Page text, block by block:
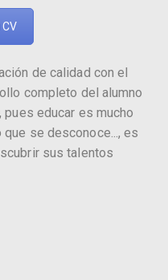
de calidad con el
completo del alumno
educar es mucho
se desconoce..., es
sus talentos